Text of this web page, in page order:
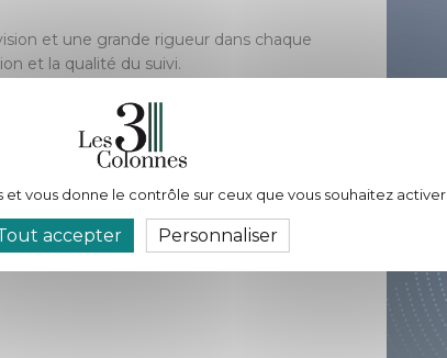
et une grande rigueur dans chaque
et la qualité du suivi.
une aventure humaine et artistique.
passionnée et respectueuse de la voix
Grâce à vous, ce rêve est devenu
et vous donne le contrôle sur ceux que vous souhaitez activer
accepter Personnaliser